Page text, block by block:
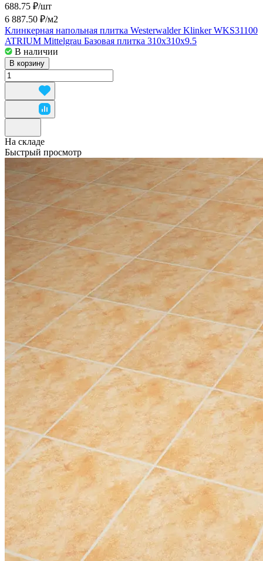
688.75 ₽/шт
6 887.50 ₽/м2
Клинкерная напольная плитка Westerwalder Klinker WKS31100
ATRIUM Mittelgrau Базовая плитка 310x310x9.5
В наличии
В корзину
На складе
Быстрый просмотр